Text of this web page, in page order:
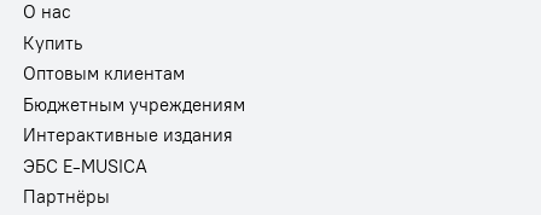
О нас
Купить
Оптовым клиентам
Бюджетным учреждениям
Интерактивные издания
ЭБС E-MUSICA
Партнёры